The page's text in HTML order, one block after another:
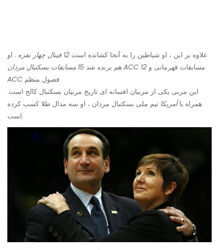
علاوه بر این ، او شیاطین را به آنجا کشانده است 12 فینال چهار نفره
. او
هم برنده شد 15 مسابقات بسکتبال مردان ACC مسابقات قهرمانی و 12
ACC فصول منظم
این مربی یکی از مربیان افسانه ای تاریخ مربیان بسکتبال کالج است.
همراه باآمریکا تیم ملی بسکتبال مردان ، او سه مدال طلا کسب کرده
است.